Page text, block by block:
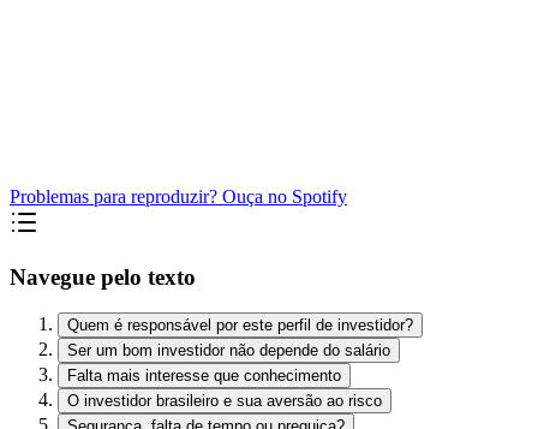
Problemas para reproduzir? Ouça no Spotify
Navegue pelo texto
Quem é responsável por este perfil de investidor?
Ser um bom investidor não depende do salário
Falta mais interesse que conhecimento
O investidor brasileiro e sua aversão ao risco